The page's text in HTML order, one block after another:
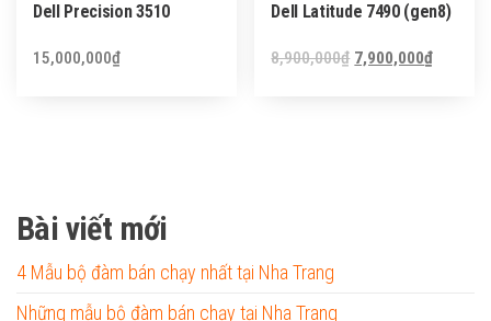
Dell Precision 3510
15,000,000₫
Dell Latitude 7490 (gen8)
8,900,000₫ Original
7,900,000₫Current
Bài viết mới
4 Mẫu bộ đàm bán chạy nhất tại Nha Trang
Những mẫu bộ đàm bán chạy tại Nha Trang